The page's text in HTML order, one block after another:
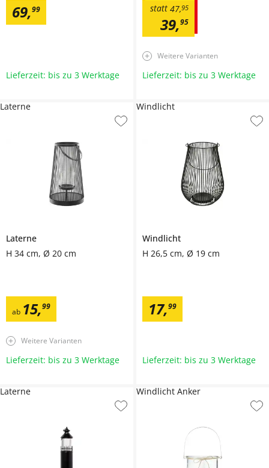
69,99
Lieferzeit: bis zu 3 Werktage
39,95
47,95
statt
Weitere Varianten
Lieferzeit: bis zu 3 Werktage
Laterne
H 34 cm, Ø 20 cm
ab 15,99
Laterne
Weitere Varianten
Lieferzeit: bis zu 3 Werktage
Windlicht
H 26,5 cm, Ø 19 cm
17,99
Windlicht
Lieferzeit: bis zu 3 Werktage
Laterne Windlicht Anker